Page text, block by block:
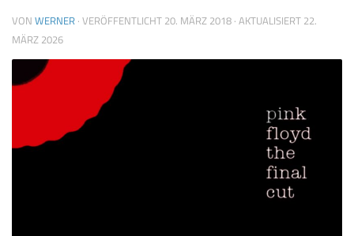
VON WERNER · VERÖFFENTLICHT 20. MÄRZ 2018 · AKTUALISIERT 22.
MÄRZ 2026